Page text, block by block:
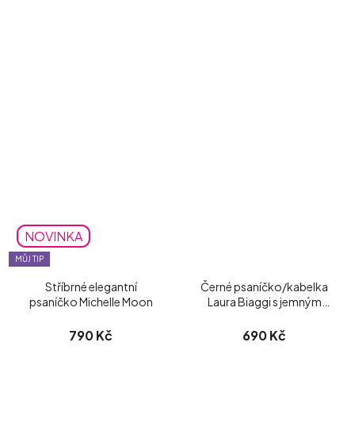
NOVINKA
MŮJ TIP
Stříbrné elegantní
psaníčko Michelle Moon
790 Kč
Černé psaníčko/kabelka
Laura Biaggi s jemným
690 Kč